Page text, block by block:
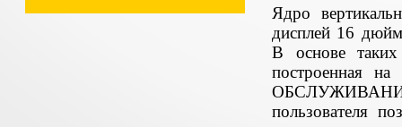
Ядро
дисплей 16
В основе таких
построенная
пользователя